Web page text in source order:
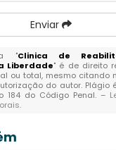
Enviar
"Clinica de
Liberdade" é de direito
ou total, mesmo citando
do autor. Plágio
184 do Código Penal. –
.